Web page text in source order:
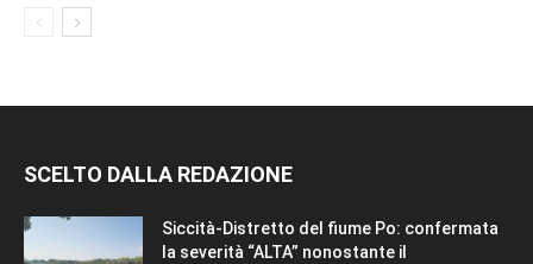
SCELTO DALLA REDAZIONE
Siccità-Distretto del fiume Po: confermata
la severità “ALTA” nonostante il